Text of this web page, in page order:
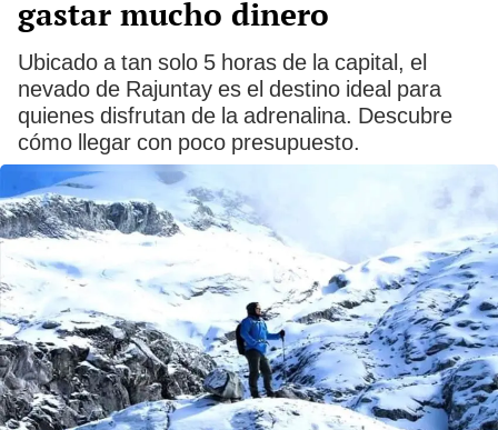
gastar mucho dinero
Ubicado a tan solo 5 horas de la capital, el
nevado de Rajuntay es el destino ideal para
quienes disfrutan de la adrenalina. Descubre
cómo llegar con poco presupuesto.